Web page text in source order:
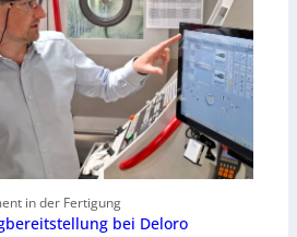
in der Fertigung
bei Deloro